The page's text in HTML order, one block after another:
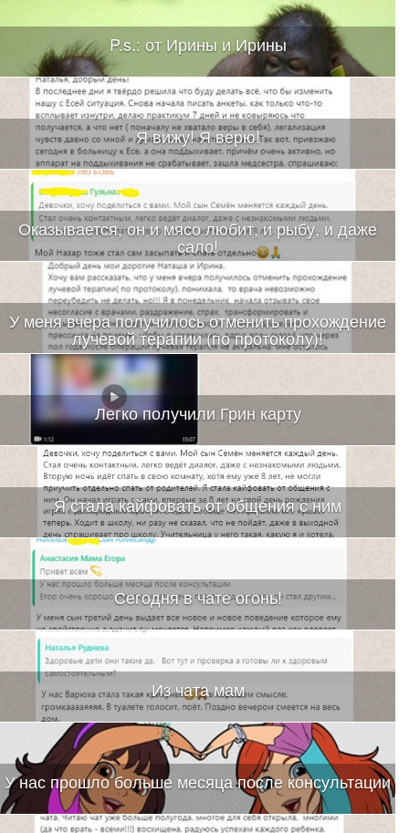
P.s.: от Ирины и Ирины
Я вижу! Я верю!
Оказывается, он и мясо любит, и рыбу, и даже
сало!
У меня вчера получилось отменить прохождение
лучевой терапии (по протоколу)!
Легко получили Грин карту
Я стала кайфовать от общения с ним
Сегодня в чате огонь!
Из чата мам
У нас прошло больше месяца после консультации